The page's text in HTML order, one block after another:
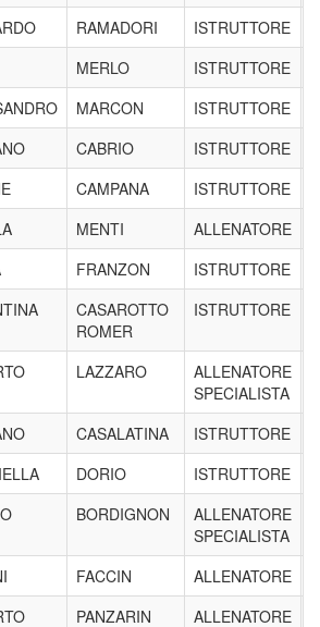
RAMADORI
ISTRUTTORE
MERLO
ISTRUTTORE
MARCON
ISTRUTTORE
CABRIO
ISTRUTTORE
CAMPANA
ISTRUTTORE
MENTI
ALLENATORE
FRANZON
ISTRUTTORE
CASAROTTO
ROMER
ISTRUTTORE
LAZZARO
ALLENATORE
SPECIALISTA
CASALATINA
ISTRUTTORE
DORIO
ISTRUTTORE
BORDIGNON
ALLENATORE
SPECIALISTA
FACCIN
ALLENATORE
PANZARIN ALLENATORE